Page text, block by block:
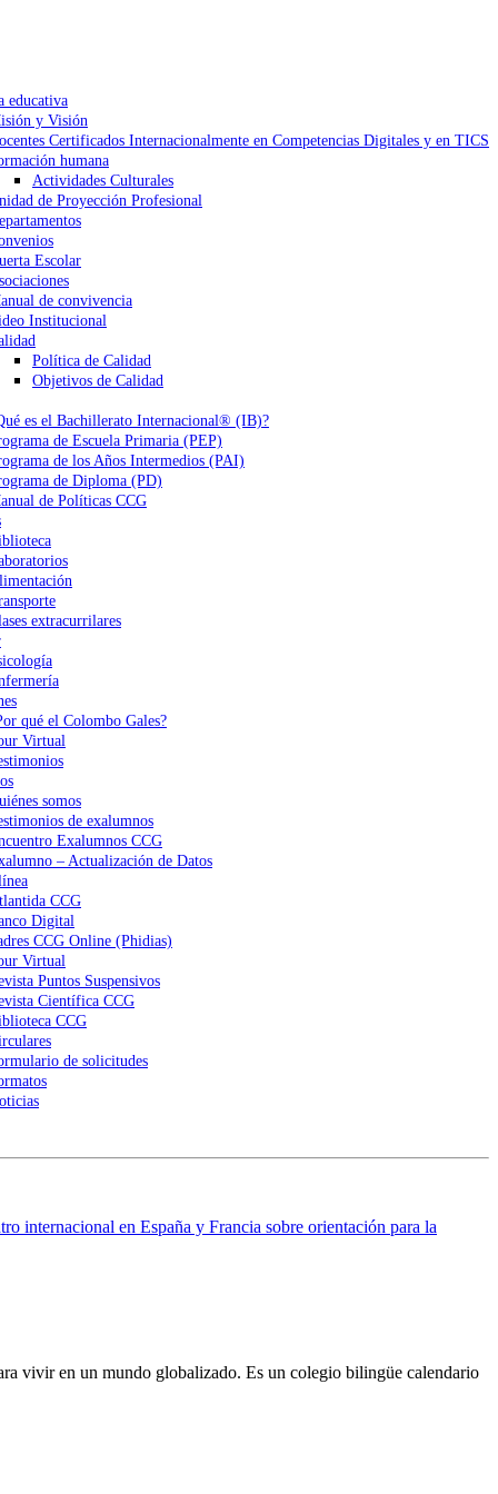
educativa
y Visión
Certificados Internacionalmente en Competencias Digitales y en TICS
humana
Actividades Culturales
de Proyección Profesional
Escolar
de convivencia
Institucional
Política de Calidad
Objetivos de Calidad
es el Bachillerato Internacional® (IB)?
de Escuela Primaria (PEP)
de los Años Intermedios (PAI)
de Diploma (PD)
de Políticas CCG
extracurrilares
qué el Colombo Gales?
Virtual
somos
de exalumnos
Exalumnos CCG
– Actualización de Datos
CCG
Digital
CCG Online (Phidias)
Virtual
Puntos Suspensivos
Científica CCG
CCG
de solicitudes
internacional en España y Francia sobre orientación para la
vivir en un mundo globalizado. Es un colegio bilingüe calendario